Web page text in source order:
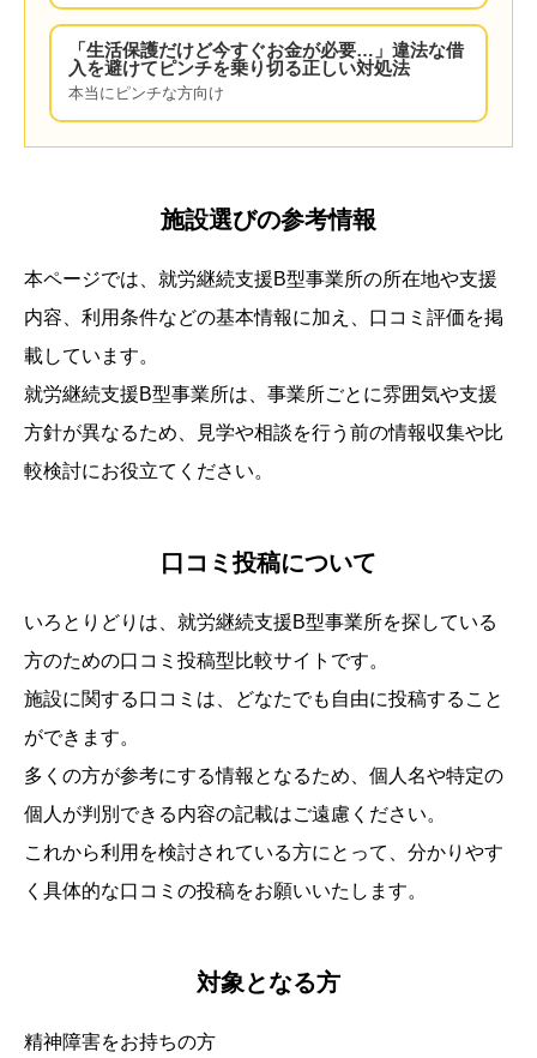
「生活保護だけど今すぐお金が必要…」違法な借
入を避けてピンチを乗り切る正しい対処法
本当にピンチな方向け
施設選びの参考情報
本ページでは、 就労継続支援B型事業所の所在地や支援
内容、利用条件などの基本情報に加え、口コミ評価を掲
載しています。
就労継続支援B型事業所は、事業所ごとに雰囲気や支援
方針が異なるため、見学や相談を行う前の情報収集や比
較検討にお役立てください。
口コミ投稿について
いろとりどりは、就労継続支援B型事業所を探している
方のための口コミ投稿型比較サイトです。
施設に関する口コミは、どなたでも自由に投稿すること
ができます。
多くの方が参考にする情報となるため、個人名や特定の
個人が判別できる内容の記載はご遠慮ください。
これから利用を検討されている方にとって、分かりやす
く具体的な口コミの投稿をお願いいたします。
対象となる方
精神障害をお持ちの方